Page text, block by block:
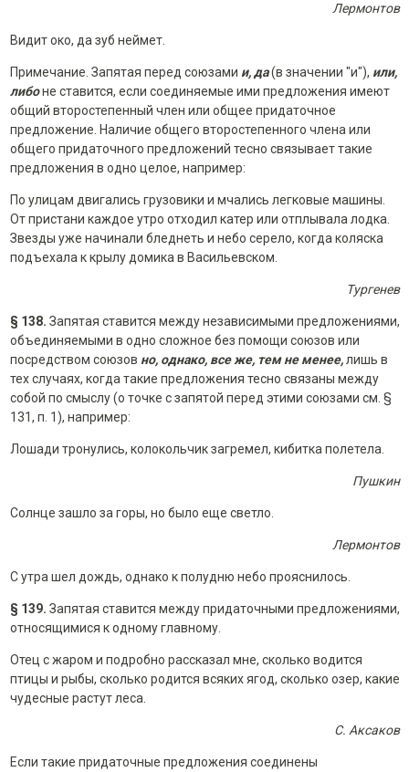
Лермонтов
Видит око, да зуб неймет.
Примечание. Запятая перед союзами и, да(в значении "и"), или,
либоне ставится, если соединяемые ими предложения имеют
общий второстепенный член или общее придаточное
предложение. Наличие общего второстепенного члена или
общего придаточного предложений тесно связывает такие
предложения в одно целое, например:
По улицам двигались грузовики и мчались легковые машины.
От пристани каждое утро отходил катер или отплывала лодка.
Звезды уже начинали бледнеть и небо серело, когда коляска
подъехала к крылу домика в Васильевском.
Тургенев
§ 138. Запятая ставится между независимыми предложениями,
объединяемыми в одно сложное без помощи союзов или
посредством союзов но, однако, все же, тем не менее,лишь в
тех случаях, когда такие предложения тесно связаны между
собой по смыслу (о точке с запятой перед этими союзами см. §
131, п. 1), например:
Лошади тронулись, колокольчик загремел, кибитка полетела.
Пушкин
Солнце зашло за горы, но было еще светло.
Лермонтов
С утра шел дождь, однако к полудню небо прояснилось.
§ 139. Запятая ставится между придаточными предложениями,
относящимися к одному главному.
Отец с жаром и подробно рассказал мне, сколько водится
птицы и рыбы, сколько родится всяких ягод, сколько озер, какие
чудесные растут леса.
С. Аксаков
Если такие придаточные предложения соединены